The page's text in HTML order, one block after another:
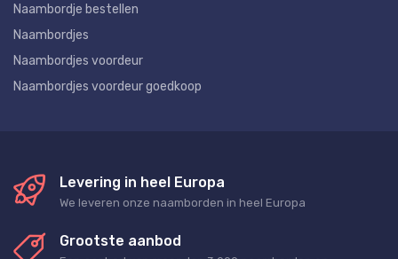
Naambordje bestellen
Naambordjes
Naambordjes voordeur
Naambordjes voordeur goedkoop
Levering in heel Europa
We leveren onze naamborden in heel Europa
Grootste aanbod